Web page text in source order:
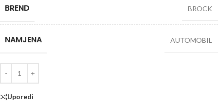
BREND BROCK
NAMJENA AUTOMOBIL
Uporedi